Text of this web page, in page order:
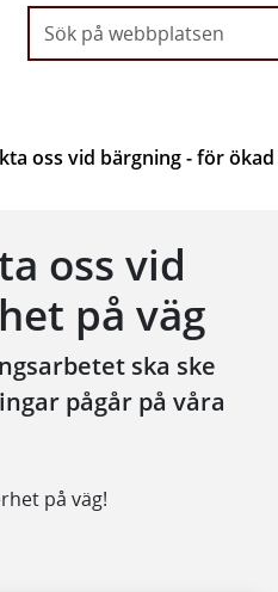
oss vid bärgning - för
oss vid
på väg
ska ske
pågår på våra
på väg!